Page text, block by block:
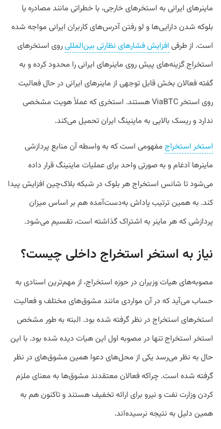
ماینرهای ایرانی به استخرهای خارجی، با خطراتی مانند مصادره یا
بلوکه شدن دارایی‌ها و لو رفتن آدرس‌های کاربران ایرانی مواجه شده
است. از طرفی افزایش فشارهای نظارتی بین‌المللیروی استخرهای
استخراج گزینه‌های پیش روی ماینرهای ایرانی را محدود کرده و به
گفته فعالان بخش قابل توجهی از ماینرهای ایرانی در حال فعالیت
روی استخر ViaBTC هستند. استخری که عملاً هویت مشخصی
ندارد و ریسک بالایی به ماینینگ ایران تحمیل می‌کند.
استخر استخراج مفهومی است که به واسطه آن منابع پردازشی
ماینرها ادغام و به صورتی واحد برای عملیات ماینینگ قرار داده
می‌شود تا شانس استخراج هر بلوک در شبکه بلاک‌چین افزایش پیدا
کند. به همین ترتیب پاداش به‌دست‌آمده هم بر اساس میزان
پردازشی که هر ماینر به اشتراک گذاشته است، تقسیم می‌شود.
نیاز به استخر استخراج داخلی چیست؟
مصوبه‌های هیات وزیران در حوزه استخراج، از مهم‌ترین اسنادی به
حساب می‌آید که در آن مواردی مانند مشوق‌های مختلف و فعالیت
استخرهای استخراج در نظر گرفته شده بود. البته به طور مشخص
استخر استخراج تنها در مصوبه اول این هیات دیده شده بود. با این
حال به نظر می‌رسد یکی از محل‌های دعوا همین مشوق‌های در نظر
گرفته شده است. چراکه فعالان معتقدند مشوق‌ها به معنای ملزم
کردن وزارت نفت و نیرو برای ارائه تخفیف هستند و تاکنون هم به
همین دلیل به نتیجه نرسیده‌اند.